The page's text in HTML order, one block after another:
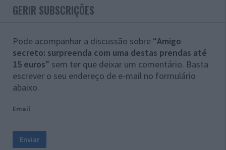
GERIR SUBSCRIÇÕES
Pode acompanhar a discussão sobre “Amigo
secreto: surpreenda com uma destas prendas até
15 euros” sem ter que deixar um comentário. Basta
escrever o seu endereço de e-mail no formulário
abaixo.
Email